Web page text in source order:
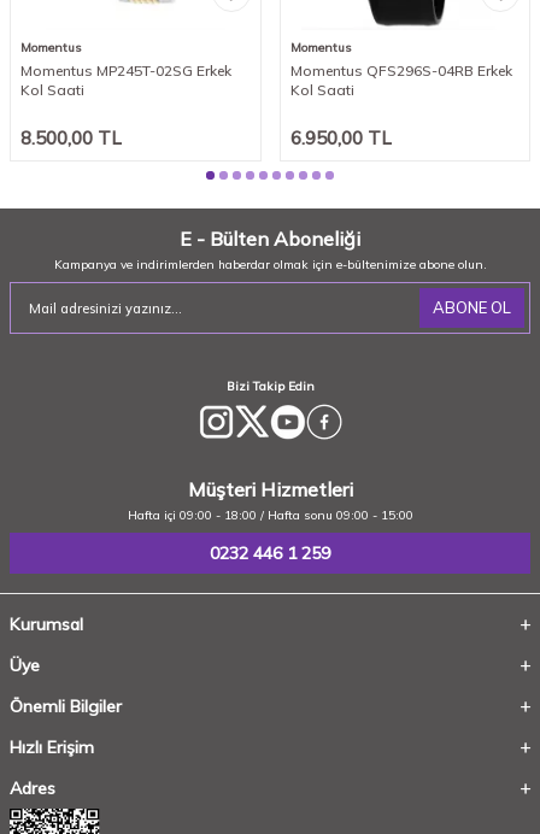
Momentus
Momentus MP245T-02SG Erkek
Kol Saati
8.500,00 TL
Momentus
Momentus QFS296S-04RB Erkek
Kol Saati
6.950,00TL
E - Bülten Aboneliği
Kampanya ve indirimlerden haberdar olmak için e-bültenimize abone olun.
ABONE OL
Bizi Takip Edin
Müşteri Hizmetleri
Hafta içi 09:00 - 18:00 / Hafta sonu 09:00 - 15:00
0232 446 1 259
Kurumsal
Üye
Önemli Bilgiler
Hızlı Erişim
Adres